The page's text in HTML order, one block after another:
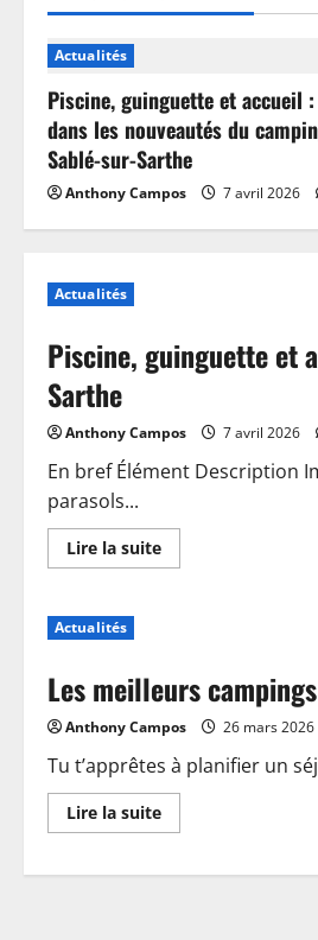
Actualités
Piscine, guinguette et accueil
dans les nouveautés du
Sablé-sur-Sarthe
Anthony Campos 7 avril 2026
Actualités
Piscine, guinguette et
Sarthe
Anthony Campos 7 avril 2026
En bref Élément Description
parasols...
Lire la suiteEn
savoir
:
plongez
les
du
camping
de
Sablé-
sur-
Actualités
Les meilleurs
Anthony Campos 26 mars 2026
Tu t’apprêtes à planifier un
Lire la suiteEn
savoir
Les